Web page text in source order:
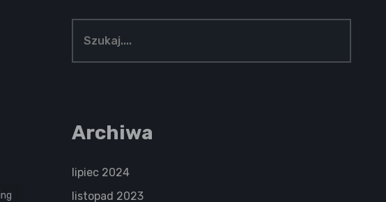
Archiwa
lipiec 2024
listopad 2023